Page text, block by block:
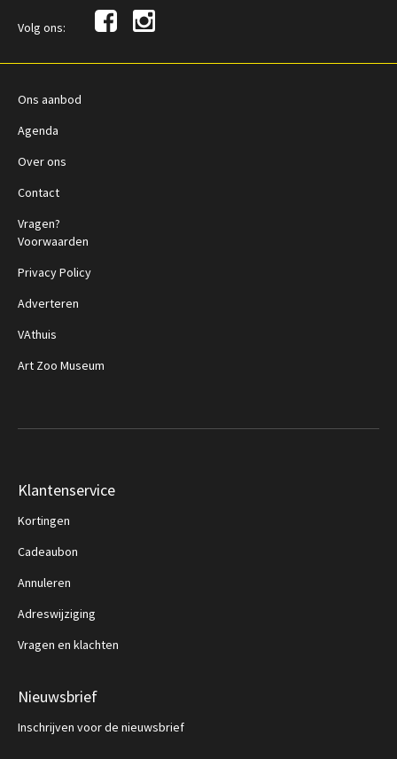
Volg ons:
Ons aanbod
Agenda
Over ons
Contact
Vragen?
Voorwaarden
Privacy Policy
Adverteren
VAthuis
Art Zoo Museum
Klantenservice
Kortingen
Cadeaubon
Annuleren
Adreswijziging
Vragen en klachten
Nieuwsbrief
Inschrijven voor de nieuwsbrief